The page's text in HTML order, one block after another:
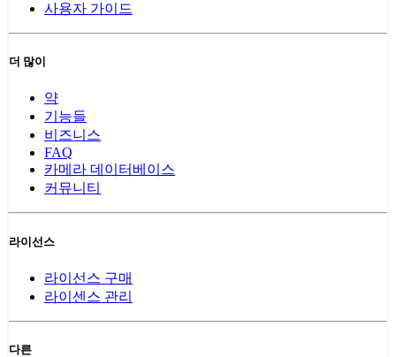
사용자 가이드
더 많이
약
기능들
비즈니스
FAQ
카메라 데이터베이스
커뮤니티
라이선스
라이선스 구매
라이센스 관리
다른